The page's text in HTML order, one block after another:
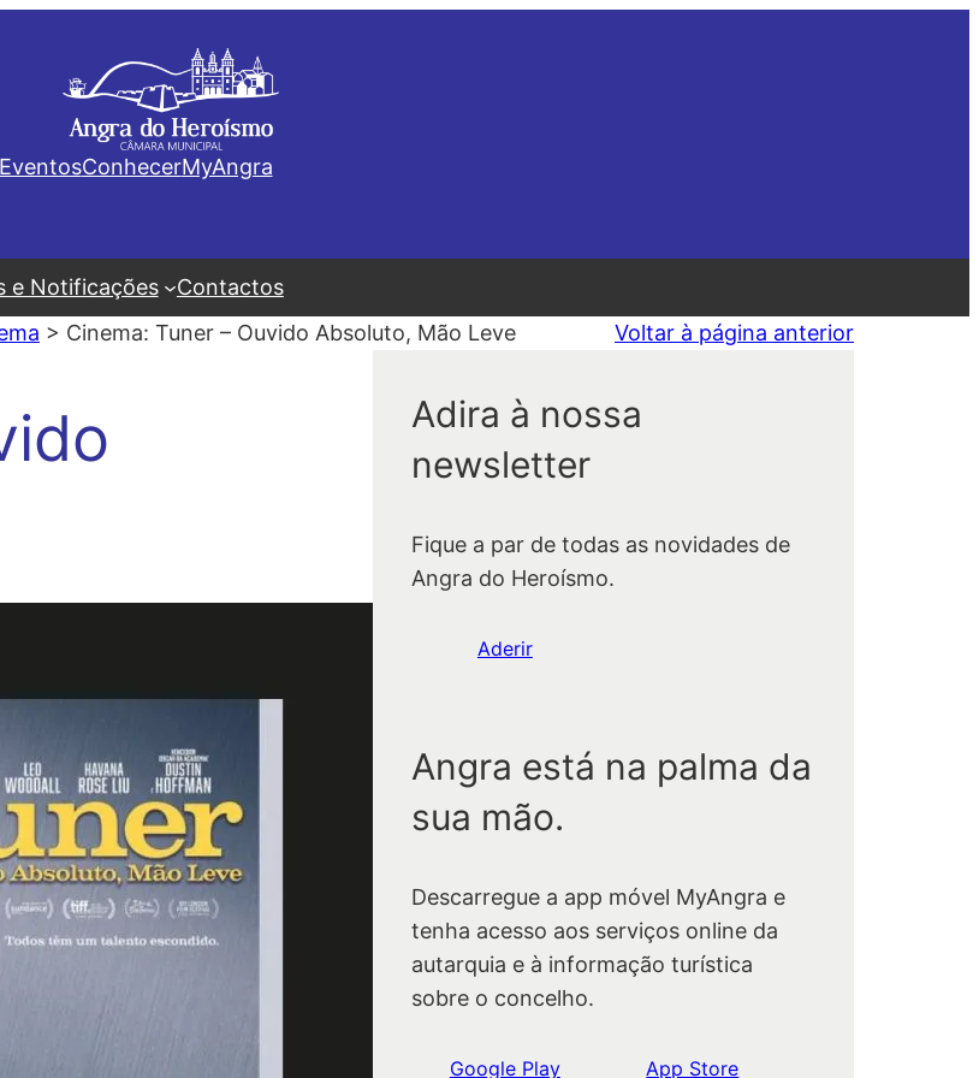
ConhecerMyAngra
e Notificações
Contactos
> Cinema: Tuner – Ouvido Absoluto, Mão Leve Voltar à página anterior
Adira à nossa
newsletter
Fique a par de todas as novidades de
Angra do Heroísmo.
Aderir
Angra está na palma da
sua mão.
Descarregue a app móvel MyAngra e
tenha acesso aos serviços online da
autarquia e à informação turística
sobre o concelho.
Google Play App Store